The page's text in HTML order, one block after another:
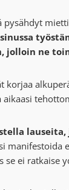
pysähdyt
jolloin ne
korjaa
manifestoida
ei ratkaise